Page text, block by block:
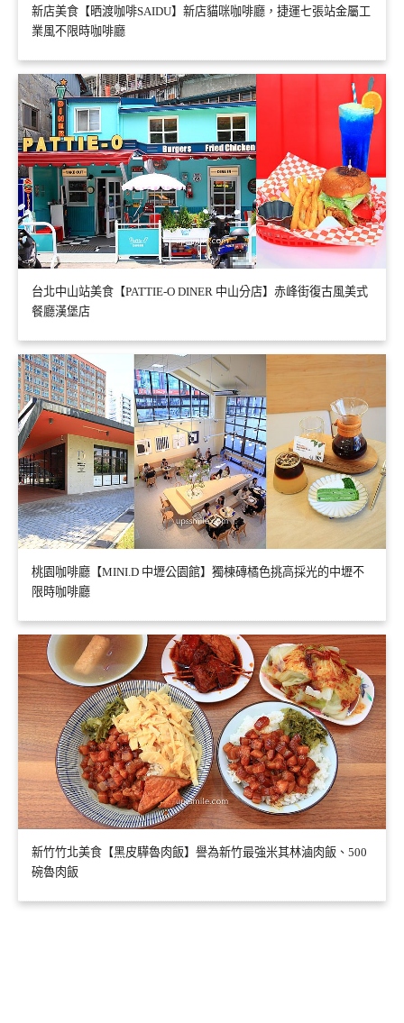
新店美食【晒渡咖啡SAIDU】新店貓咪咖啡廳，捷運七張站金屬工
業風不限時咖啡廳
台北中山站美食【PATTIE-O DINER 中山分店】赤峰街復古風美式
餐廳漢堡店
桃園咖啡廳【MINI.D 中壢公園館】獨棟磚橘色挑高採光的中壢不
限時咖啡廳
新竹竹北美食【黑皮驊魯肉飯】譽為新竹最強米其林滷肉飯、500
碗魯肉飯